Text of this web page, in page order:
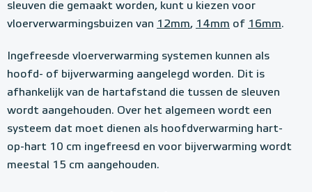
sleuven die gemaakt worden, kunt u kiezen voor
vloerverwarmingsbuizen van 12mm, 14mm of 16mm.
Ingefreesde vloerverwarming systemen kunnen als
hoofd- of bijverwarming aangelegd worden. Dit is
afhankelijk van de hartafstand die tussen de sleuven
wordt aangehouden. Over het algemeen wordt een
systeem dat moet dienen als hoofdverwarming hart-
op-hart 10 cm ingefreesd en voor bijverwarming wordt
meestal 15 cm aangehouden.